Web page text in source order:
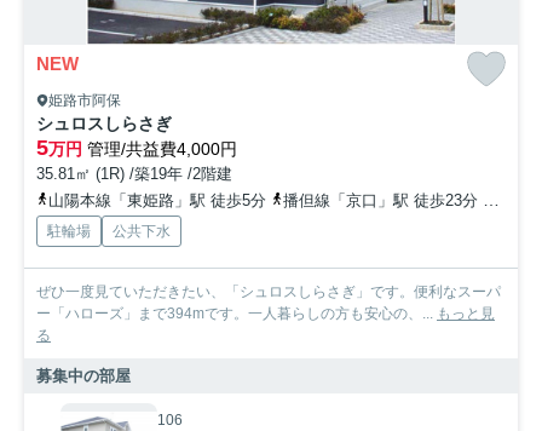
NEW
姫路市阿保
シュロスしらさぎ
5万円 管理/共益費4,000円
35.81㎡ (1R) /築19年 /2階建
山陽本線「東姫路」駅 徒歩5分
播但線「京口」駅 徒歩23分 山陽
駐輪場 公共下水
ぜひ一度見ていただきたい、「シュロスしらさぎ」です。便利なスーパ
ー「ハローズ」まで394mです。一人暮らしの方も安心の、... もっと見
る
募集中の部屋
106